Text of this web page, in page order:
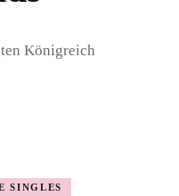
Königreich
SINGLES